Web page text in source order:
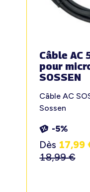
Câble AC
pour
SOSSEN
Câble AC
Sossen
-5%
Dès 17,99
18,99€